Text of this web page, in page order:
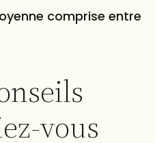
comprise entre
vous